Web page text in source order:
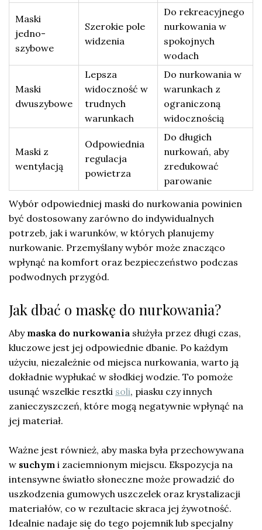
Maski
jedno-
szybowe
Szerokie pole
widzenia
Do rekreacyjnego
nurkowania w
spokojnych
wodach
Maski
dwuszybowe
Lepsza
widoczność w
trudnych
warunkach
Do nurkowania w
warunkach z
ograniczoną
widocznością
Maski z
wentylacją
Odpowiednia
regulacja
powietrza
Do długich
nurkowań, aby
zredukować
parowanie
Wybór odpowiedniej maski do nurkowania powinien
być dostosowany zarówno do indywidualnych
potrzeb, jak i warunków, w których planujemy
nurkowanie. Przemyślany wybór może znacząco
wpłynąć na komfort oraz bezpieczeństwo podczas
podwodnych przygód.
Jak dbać o maskę do nurkowania?
Aby maska do nurkowania służyła przez długi czas,
kluczowe jest jej odpowiednie dbanie. Po każdym
użyciu, niezależnie od miejsca nurkowania, warto ją
dokładnie wypłukać w słodkiej wodzie. To pomoże
usunąć wszelkie resztki soli, piasku czy innych
zanieczyszczeń, które mogą negatywnie wpłynąć na
jej materiał.
Ważne jest również, aby maska była przechowywana
w suchym i zaciemnionym miejscu. Ekspozycja na
intensywne światło słoneczne może prowadzić do
uszkodzenia gumowych uszczelek oraz krystalizacji
materiałów, co w rezultacie skraca jej żywotność.
Idealnie nadaje się do tego pojemnik lub specjalny